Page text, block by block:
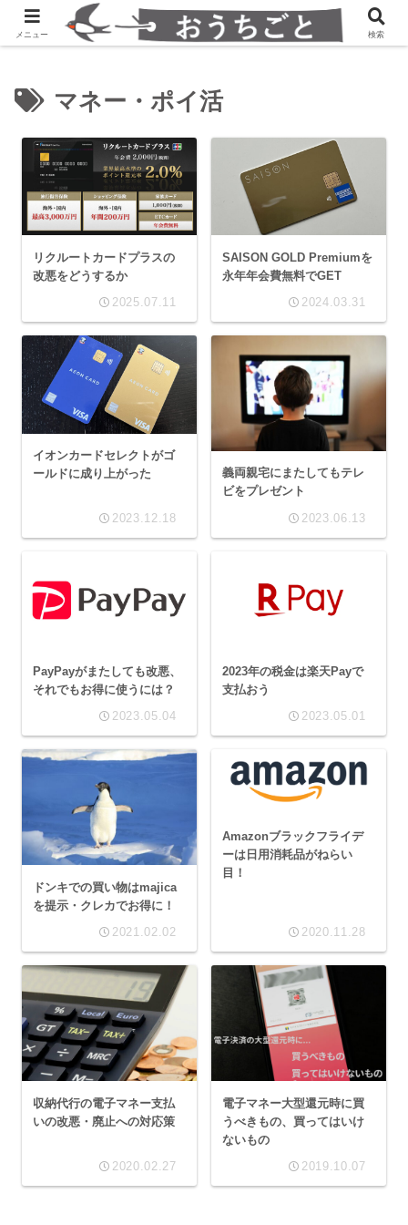
発達障害凸凹夫婦のシンプルすっきり生活
マネー・ポイ活
リクルートカードプラスの
改悪をどうするか
2025.07.11
SAISON GOLD Premiumを
永年年会費無料でGET
2024.03.31
イオンカードセレクトがゴ
ールドに成り上がった
2023.12.18
義両親宅にまたしてもテレ
ビをプレゼント
2023.06.13
PayPayがまたしても改悪、
それでもお得に使うには？
2023.05.04
2023年の税金は楽天Payで
支払おう
2023.05.01
ドンキでの買い物はmajica
を提示・クレカでお得に！
2021.02.02
Amazonブラックフライデ
ーは日用消耗品がねらい
目！
2020.11.28
収納代行の電子マネー支払
いの改悪・廃止への対応策
2020.02.27
電子マネー大型還元時に買
うべきもの、買ってはいけ
ないもの
2019.10.07
メニュー 検索